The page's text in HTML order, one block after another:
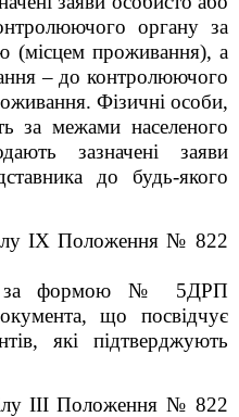
органу за
(місцем проживання), а
– до контролюючого
Фізичні особи,
за межами населеного
зазначені заяви
до будь-якого
IX Положення № 822
формою № 5ДРП
що посвідчує
які підтверджують
ІІІ Положення № 822